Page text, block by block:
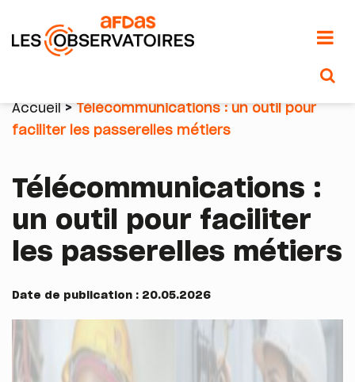
au
contenu
d'Ariane
Accueil
Télécommunications : un outil pour
faciliter les passerelles métiers
Télécommunications :
un outil pour faciliter
les passerelles métiers
Date de publication : 20.05.2026